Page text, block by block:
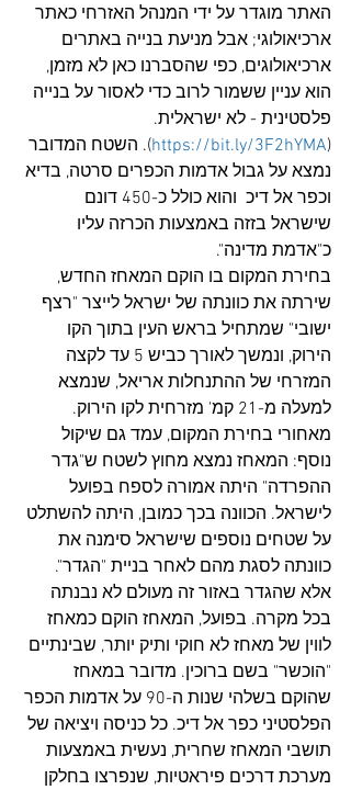
האתר מוגדר על ידי המנהל האזרחי כאתר
ארכיאולוגי; אבל מניעת בנייה באתרים
ארכיאולוגים, כפי שהסברנו כאן לא מזמן,
הוא עניין ששמור לרוב כדי לאסור על בנייה
פלסטינית - לא ישראלית.
(
https://bit.ly/3F2hYMA). השטח המדובר
נמצא על גבול אדמות הכפרים סרטה, בדיא
וכפר אל דיכ  והוא כולל כ-450 דונם
שישראל בזזה באמצעות הכרזה עליו
כ"אדמת מדינה".
בחירת המקום בו הוקם המאחז החדש,
שירתה את כוונתה של ישראל לייצר "רצף
ישובי" שמתחיל בראש העין בתוך הקו
הירוק, ונמשך לאורך כביש 5 עד לקצה
המזרחי של ההתנחלות אריאל, שנמצא
למעלה מ-21 קמ' מזרחית לקו הירוק.
מאחורי בחירת המקום, עמד גם שיקול
נוסף: המאחז נמצא מחוץ לשטח ש"גדר
ההפרדה" היתה אמורה לספח בפועל
לישראל. הכוונה בכך כמובן, היתה להשתלט
על שטחים נוספים שישראל סימנה את
כוונתה לסגת מהם לאחר בניית "הגדר".
אלא שהגדר באזור זה מעולם לא נבנתה
בכל מקרה. בפועל, המאחז הוקם כמאחז
לווין של מאחז לא חוקי ותיק יותר, שבינתיים
"הוכשר" בשם ברוכין. מדובר במאחז
שהוקם בשלהי שנות ה-90 על אדמות הכפר
הפלסטיני כפר אל דיכ. כל כניסה ויציאה של
תושבי המאחז שחרית, נעשית באמצעות
מערכת דרכים פיראטיות, שנפרצו בחלקן